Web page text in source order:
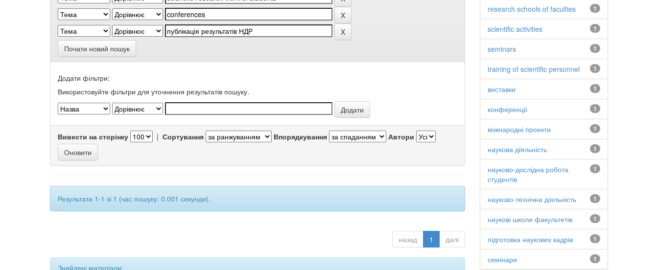
Почати новий пошук
Додати фільтри:
Використовуйте фільтри для уточнення результатів пошуку.
Вивести на сторінку | Сортування Впорядкування Автори
Результати 1-1 зі 1 (час пошуку: 0.001 секунди).
назад 1 далі
Знайдені матеріали:
1
research schools of faculties
1
scientific activities
1
seminars
1
training of scientific personnel
1
виставки
1
конференції
1
міжнародні проекти
1
наукова діяльність
1
науково-дослідна робота
студентів
1
науково-технічна діяльність
1
наукові школи факультетів
1
підготовка наукових кадрів
1
семінари